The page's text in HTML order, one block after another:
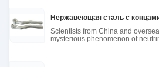
finding that sweet spot
No more eye strain during
Нержавеющая сталь с
Scientists from China and
mysterious phenomenon of